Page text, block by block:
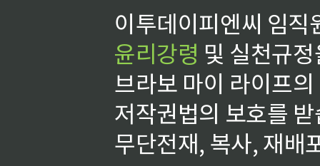
이투데이피엔씨 임
윤리강령 및 실천규
브라보 마이 라이프
저작권법의 보호를
무단전재, 복사, 재배